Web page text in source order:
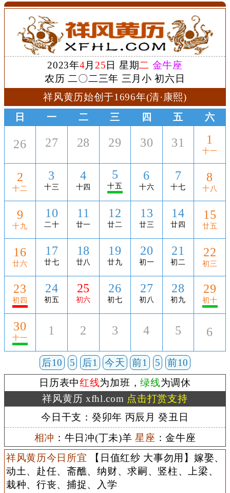
2023年4月 25 日 星期二 金牛座
农历 二〇二三年 三月小 初六日
祥风黄历始创于1696年(清·康熙)
日
一 二 三 四 五 六
26 27 28 29 30 31 1
十一
2
十二
3
十三
4
十四
5
十五
6
十六
7
十七
8
十八
9
十九
10
二十
11
廿一
12
廿二
13
廿三
14
廿四
15
廿五
16
廿六
17
廿七
18
廿八
19
廿九
20
初一
21
初二
22
初三
23
初四
24
初五
25
初六
26
初七
27
初八
28
初九
29
初十
30
十一
1 2 3 4 5 6
后10 5 后1 今天 前1 5
前10
日历表中红线为加班，绿线为调休
祥风黄历 xfhl.com 点击打赏支持
今日干支：癸卯年 丙辰月 癸丑日
相冲 ：牛日冲(丁未)羊星座 ：金牛座
祥风黄历今日所宜 【日值红纱 大事勿用】嫁娶、
动土、赴任、斋醮、纳财、求嗣、竖柱、上梁、
栽种、行丧、捕捉、入学